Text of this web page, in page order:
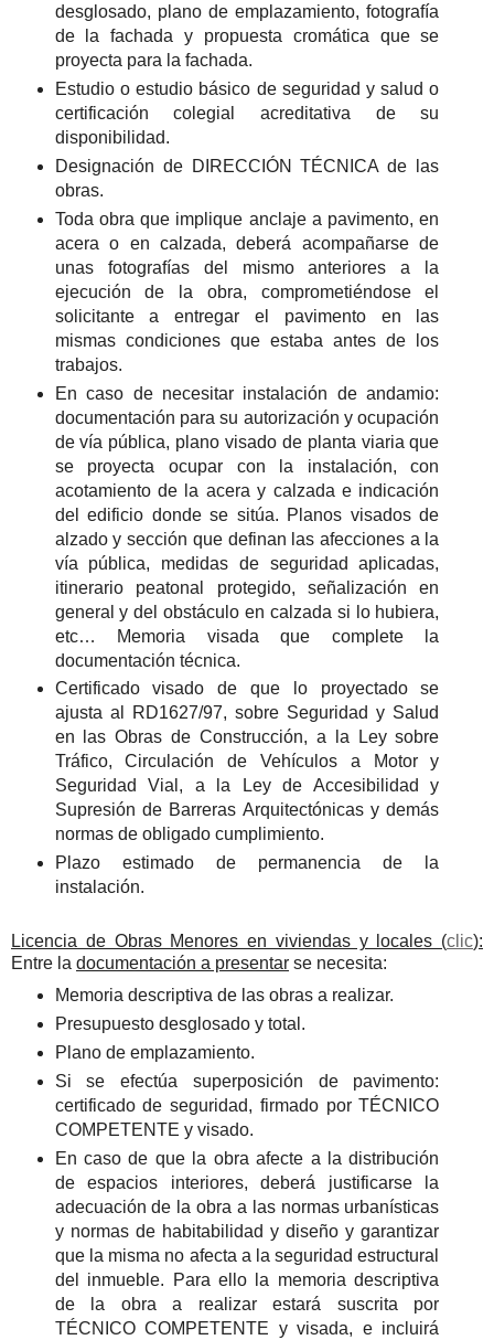
desglosado, plano de emplazamiento, fotografía
de la fachada y propuesta cromática que se
proyecta para la fachada.
Estudio o estudio básico de seguridad y salud o
certificación colegial acreditativa de su
disponibilidad.
Designación de DIRECCIÓN TÉCNICA de las
obras.
Toda obra que implique anclaje a pavimento, en
acera o en calzada, deberá acompañarse de
unas fotografías del mismo anteriores a la
ejecución de la obra, comprometiéndose el
solicitante a entregar el pavimento en las
mismas condiciones que estaba antes de los
trabajos.
En caso de necesitar instalación de andamio:
documentación para su autorización y ocupación
de vía pública, plano visado de planta viaria que
se proyecta ocupar con la instalación, con
acotamiento de la acera y calzada e indicación
del edificio donde se sitúa. Planos visados de
alzado y sección que definan las afecciones a la
vía pública, medidas de seguridad aplicadas,
itinerario peatonal protegido, señalización en
general y del obstáculo en calzada si lo hubiera,
etc… Memoria visada que complete la
documentación técnica.
Certificado visado de que lo proyectado se
ajusta al RD1627/97, sobre Seguridad y Salud
en las Obras de Construcción, a la Ley sobre
Tráfico, Circulación de Vehículos a Motor y
Seguridad Vial, a la Ley de Accesibilidad y
Supresión de Barreras Arquitectónicas y demás
normas de obligado cumplimiento.
Plazo estimado de permanencia de la
instalación.
Licencia de Obras Menores en viviendas y locales (clic):
Entre la documentación a presentar se necesita:
Memoria descriptiva de las obras a realizar.
Presupuesto desglosado y total.
Plano de emplazamiento.
Si se efectúa superposición de pavimento:
certificado de seguridad, firmado por TÉCNICO
COMPETENTE y visado.
En caso de que la obra afecte a la distribución
de espacios interiores, deberá justificarse la
adecuación de la obra a las normas urbanísticas
y normas de habitabilidad y diseño y garantizar
que la misma no afecta a la seguridad estructural
del inmueble. Para ello la memoria descriptiva
de la obra a realizar estará suscrita por
TÉCNICO COMPETENTE y visada, e incluirá